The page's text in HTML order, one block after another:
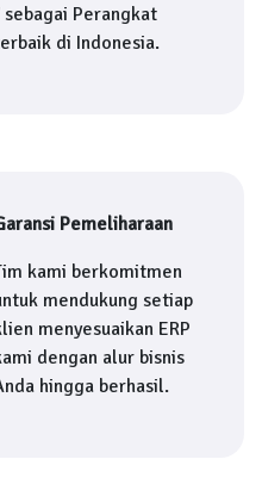
sebagai Perangkat
di Indonesia.
Pemeliharaan
kami berkomitmen
mendukung setiap
menyesuaikan ERP
dengan alur bisnis
hingga berhasil.